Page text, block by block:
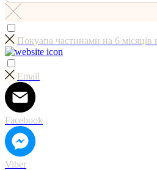
Покуапа частинами на 6 мicяцiв
Email
Facebook
Viber